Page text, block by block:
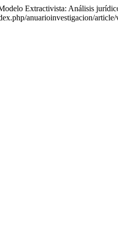
Extractivista: Análisis
anuarioinvestigacion/